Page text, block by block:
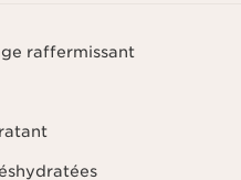
raffermissant